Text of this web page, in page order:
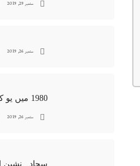
ستمبر 29, 2019
ستمبر 26, 2019
ستمبر 26, 2019